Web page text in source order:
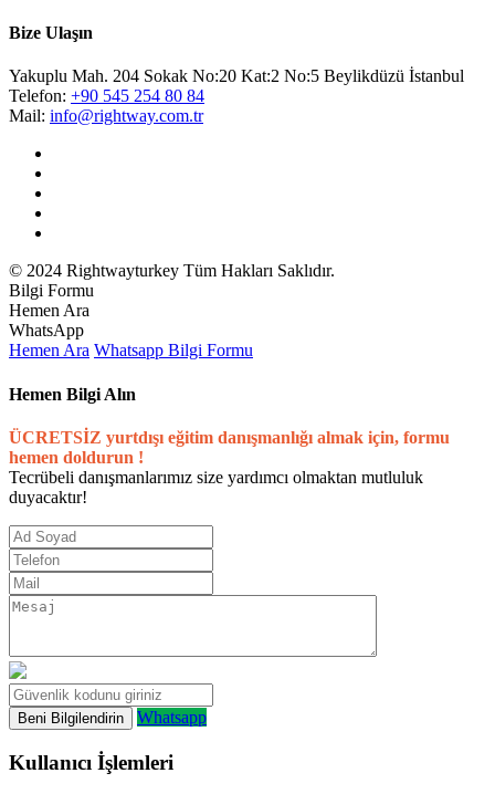
Bize Ulaşın
Yakuplu Mah. 204 Sokak No:20 Kat:2 No:5 Beylikdüzü İstanbul
Telefon: +90 545 254 80 84
Mail: info@rightway.com.tr
© 2024 Rightwayturkey Tüm Hakları Saklıdır.
Bilgi Formu
Hemen Ara
WhatsApp
Hemen Ara Whatsapp Bilgi Formu
Hemen Bilgi Alın
ÜCRETSİZ yurtdışı eğitim danışmanlığı almak için, formu
hemen doldurun !
Tecrübeli danışmanlarımız size yardımcı olmaktan mutluluk
duyacaktır!
Whatsapp
Kullanıcı İşlemleri